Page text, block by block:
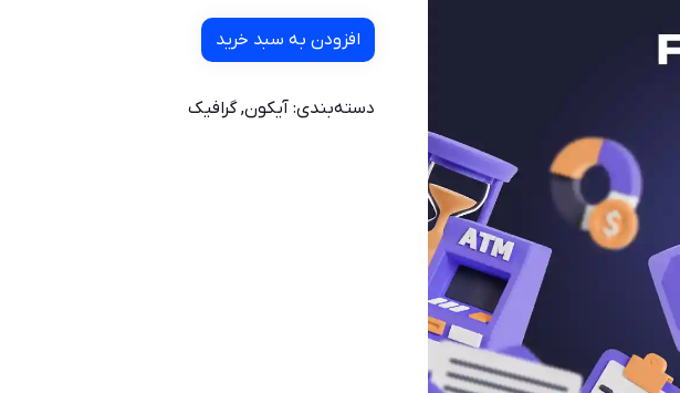
افزودن به سبد خرید
دسته‌بندی: آیکون,گرافیک